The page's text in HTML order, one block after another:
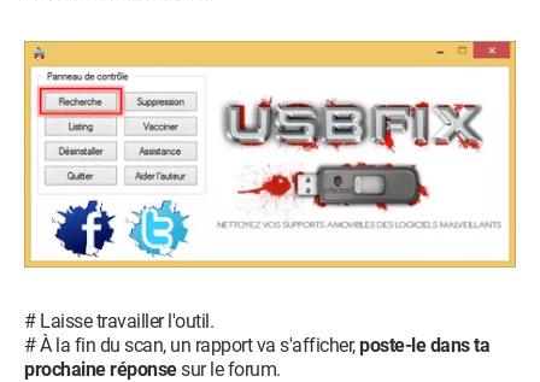
# Laisse travailler l'outil.
# À la fin du scan, un rapport va s'afficher,poste-le dans ta
prochaine réponsesur le forum.